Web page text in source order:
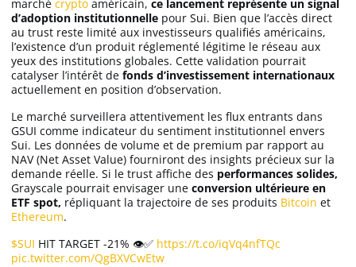
marché crypto américain, ce lancement représente un signal
d’adoption institutionnelle pour Sui. Bien que l’accès direct
au trust reste limité aux investisseurs qualifiés américains,
l’existence d’un produit réglementé légitime le réseau aux
yeux des institutions globales. Cette validation pourrait
catalyser l’intérêt de fonds d’investissement internationaux
actuellement en position d’observation.
Le marché surveillera attentivement les flux entrants dans
GSUI comme indicateur du sentiment institutionnel envers
Sui. Les données de volume et de premium par rapport au
NAV (Net Asset Value) fourniront des insights précieux sur la
demande réelle. Si le trust affiche des performances solides,
Grayscale pourrait envisager une conversion ultérieure en
ETF spot, répliquant la trajectoire de ses produits Bitcoin et
Ethereum.
$SUI HIT TARGET -21% 👁️✅ https://t.co/iqVq4nfTQc
pic.twitter.com/QgBXVCwEtw